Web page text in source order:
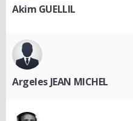
Akim GUELLIL
Argeles JEAN MICHEL